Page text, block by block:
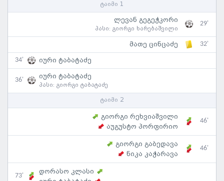
ტაიმი 1
ლევან გეგეჭკორი
პასი: გიორგი ხარებაშვილი
29'
მათე ცინცაძე 32'
34' იური ტაბატაძე
36' იური ტაბატაძე
პასი: გიორგი ტაბატაძე
ტაიმი 2
გიორგი რეხვიაშვილი
აუგუსტო პორფირიო
46'
გიორგი გაბედავა
ნიკა კაჭარავა
46'
73'
დორასო კლასი